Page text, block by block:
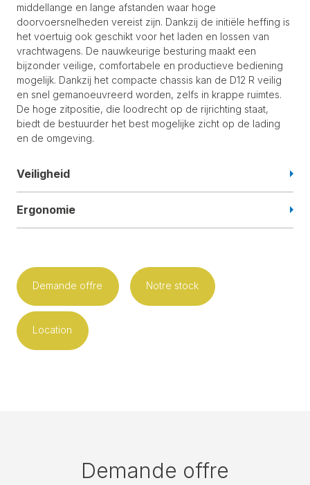
middellange en lange afstanden waar hoge
doorvoersnelheden vereist zijn. Dankzij de initiële heffing is
het voertuig ook geschikt voor het laden en lossen van
vrachtwagens. De nauwkeurige besturing maakt een
bijzonder veilige, comfortabele en productieve bediening
mogelijk. Dankzij het compacte chassis kan de D12 R veilig
en snel gemanoeuvreerd worden, zelfs in krappe ruimtes.
De hoge zitpositie, die loodrecht op de rijrichting staat,
biedt de bestuurder het best mogelijke zicht op de lading
en de omgeving.
Veiligheid
Ergonomie
Demande offre Notre stock
Location
Demande offre